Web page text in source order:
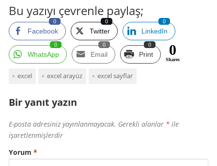
Bu yazıyı çevrenle paylaş;
Facebook
0
Twitter
0
LinkedIn
0
WhatsApp
0
Email
0
Print
0 0
Shares
excel excel arayüz excel sayflar
Bir yanıt yazın
E-posta adresiniz yayınlanmayacak. Gerekli alanlar *ile
işaretlenmişlerdir
Yorum *